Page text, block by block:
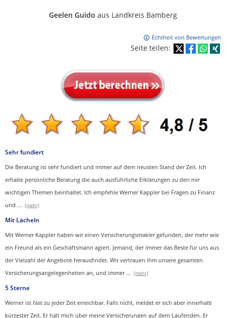
Geelen Guido aus Landkreis Bamberg
Echtheit von Bewertungen
Seite teilen:
Sehr fundiert
Die Beratung ist sehr fundiert und immer auf dem neusten Stand der Zeit. Ich
erhalte persönliche Beratung die auch ausführliche Erklärungen zu den mir
wichtigen Themen beinhaltet. Ich empfehle Werner Kappler bei Fragen zu Finanz
und ... [mehr]
Mit Lächeln
Mit Werner Kappler haben wir einen Ver­sicherungs­makler gefunden, der mehr wie
ein Freund als ein Geschäftsmann agiert. Jemand, der immer das Beste für uns aus
der Vielzahl der Angebote herausfindet. Wir vertrauen ihm unsere gesamten
Versicherungsangelegenheiten an, und immer... [mehr]
5 Sterne
Werner ist fast zu jeder Zeit erreichbar. Falls nicht, meldet er sich aber innerhalb
kürzester Zeit. Er hält mich über meine Versicherungen auf dem Laufenden. Er